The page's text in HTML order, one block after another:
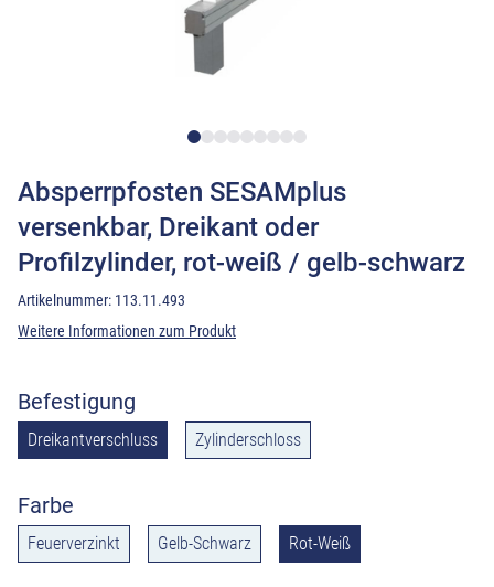
Absperrpfosten SESAMplus
versenkbar, Dreikant oder
Profilzylinder, rot-weiß / gelb-schwarz
Artikelnummer: 113.11.493
Weitere Informationen zum Produkt
Befestigung
Dreikantverschluss Zylinderschloss
Farbe
Feuerverzinkt Gelb-Schwarz Rot-Weiß